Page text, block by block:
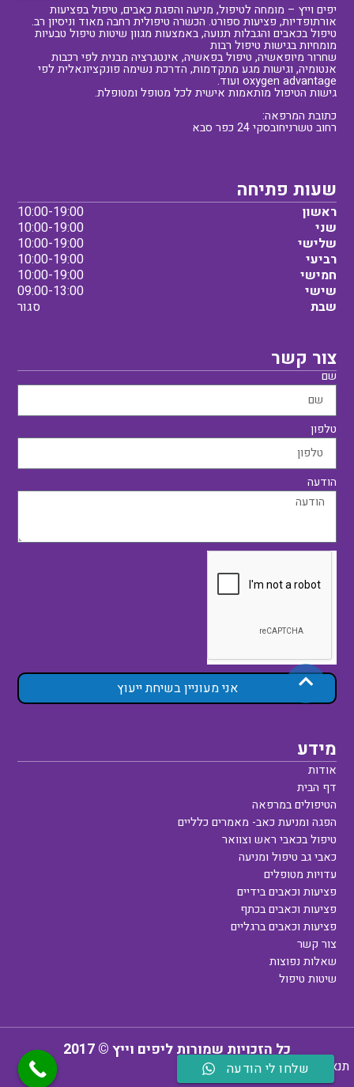
יפים וייץ – מומחה לטיפול, מניעה והפגת כאבים, טיפול בפציעות
אורתופדיות, פציעות ספורט. הכשרה טיפולית רחבה מאוד וניסיון רב.
טיפול בכאבים והגבלות תנועה, באמצעות מגוון שיטות טיפול טבעיות
מומחיות בגישות טיפול רבות
שחרור מיופאשיה, טיפול בפאשיה, אינטגרציה מבנית לפי רכבות
אנטומיה, וגישות מגע מתקדמות, הדרכת נשימה פונקציונאלית לפי
oxygen advantage ועוד.
גישות הטיפול מותאמות אישית לכל מטופל ומטופלת.
כתובת המרפאה:
רחוב טשרניחובסקי 24 כפר סבא
שעות פתיחה
ראשון
10:00-19:00
שני
10:00-19:00
שלישי
10:00-19:00
רביעי
10:00-19:00
חמישי
10:00-19:00
שישי
09:00-13:00
שבת
סגור
צור קשר
שם
טלפון
הודעה
אני מעוניין בשיחת ייעוץ
מידע
אודות
דף הבית
הטיפולים במרפאה
הפגה ומניעת כאב- מאמרים כלליים
טיפול בכאבי ראש וצוואר
כאבי גב טיפול ומניעה
עדויות מטופלים
פציעות וכאבים בידיים
פציעות וכאבים בכתף
פציעות וכאבים ברגליים
צור קשר
שאלות נפוצות
שיטות טיפול
כל הזכויות שמורות ליפים וייץ © 2017
תנאי שימוש מדיניות פרטיות
שלחו לי הודעה